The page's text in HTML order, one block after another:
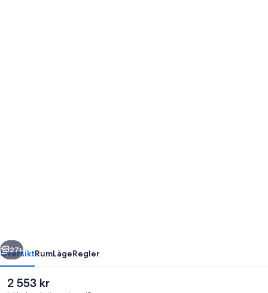
Nästa
27+
ÖversiktRumLägeRegler
Det
2 553 kr